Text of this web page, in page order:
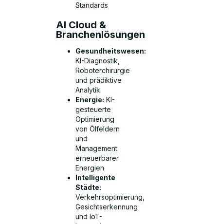
Standards
AI Cloud &
Branchenlösungen
Gesundheitswesen:
KI-Diagnostik,
Roboterchirurgie
und prädiktive
Analytik
Energie: KI-
gesteuerte
Optimierung
von Ölfeldern
und
Management
erneuerbarer
Energien
Intelligente
Städte:
Verkehrsoptimierung,
Gesichtserkennung
und IoT-